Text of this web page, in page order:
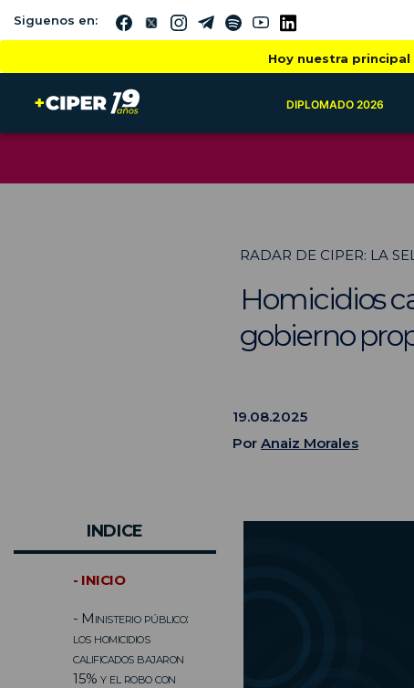
Siguenos en:
Hoy nuestra
DIPLOMADO 2026
RADAR DE CIPER: LA
Homicidios
gobierno
19.08.2025
Por Anaiz Morales
INDICE
- INICIO
- Ministerio público:
los homicidios
calificados bajaron
15% y el robo con